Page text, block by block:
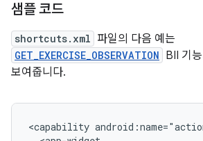
샘플 코드
shortcuts.xml 파일의 다음 예는
GET_EXERCISE_OBSERVATION BII 기
보여줍니다.
<capability